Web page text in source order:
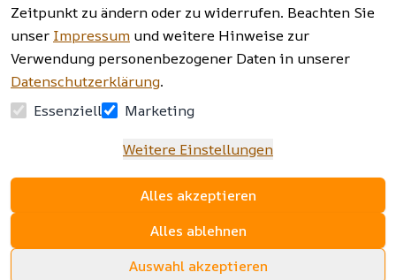
Zeitpunkt zu ändern oder zu widerrufen. Beachten Sie
unser Impressum und weitere Hinweise zur
Verwendung personenbezogener Daten in unserer
Datenschutzerklärung.
Essenziell
Marketing
Weitere Einstellungen
Alles akzeptieren
Alles ablehnen
Auswahl akzeptieren